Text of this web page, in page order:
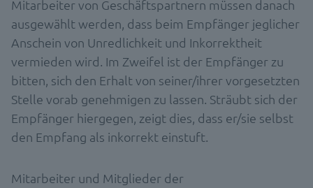
Mitarbeiter von Geschäftspartnern müssen danach
ausgewählt werden, dass beim Empfänger jeglicher
Anschein von Unredlichkeit und Inkorrektheit
vermieden wird. Im Zweifel ist der Empfänger zu
bitten, sich den Erhalt von seiner/ihrer vorgesetzten
Stelle vorab genehmigen zu lassen. Sträubt sich der
Empfänger hiergegen, zeigt dies, dass er/sie selbst
den Empfang als inkorrekt einstuft.
Mitarbeiter und Mitglieder der